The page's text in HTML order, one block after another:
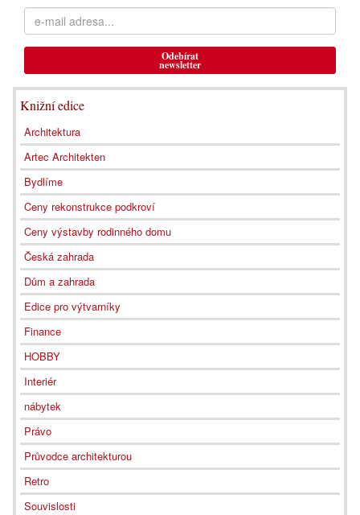
Odebírat
newsletter
Knižní edice
Architektura
Artec Architekten
Bydlíme
Ceny rekonstrukce podkroví
Ceny výstavby rodinného domu
Česká zahrada
Dům a zahrada
Edice pro výtvarníky
Finance
HOBBY
Interiér
nábytek
Právo
Průvodce architekturou
Retro
Souvislosti